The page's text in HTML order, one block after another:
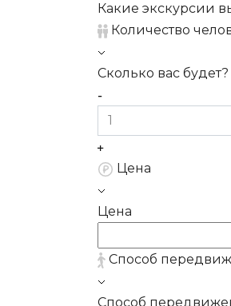
Какие экскурсии
Количество
Сколько вас будет?
Цена
Цена
Способ
Способ